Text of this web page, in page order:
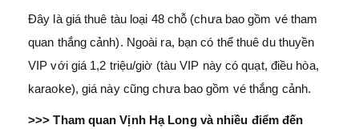
Đây là giá thuê tàu loại 48 chỗ (chưa bao gồm vé tham
quan thắng cảnh). Ngoài ra, bạn có thể thuê du thuyền
VIP với giá 1,2 triệu/giờ (tàu VIP này có quạt, điều hòa,
karaoke), giá này cũng chưa bao gồm vé thắng cảnh.
>>> Tham quan Vịnh Hạ Long và nhiều điểm đến